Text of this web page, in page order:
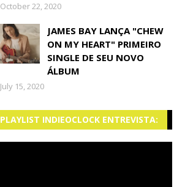
October 22, 2020
JAMES BAY LANÇA "CHEW
ON MY HEART" PRIMEIRO
SINGLE DE SEU NOVO
ÁLBUM
July 15, 2020
PLAYLIST INDIEOCLOCK ENTREVISTA: